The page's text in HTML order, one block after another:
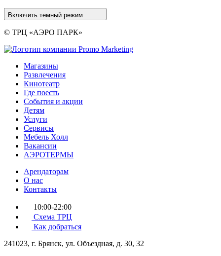
Включить темный режим
© ТРЦ «АЭРО ПАРК»
Магазины
Развлечения
Кинотеатр
Где поесть
События и акции
Детям
Услуги
Сервисы
Мебель Холл
Вакансии
АЭРОТЕРМЫ
Арендаторам
О нас
Контакты
10:00-22:00
Схема ТРЦ
Как добраться
241023, г. Брянск, ул. Объездная, д. 30, 32